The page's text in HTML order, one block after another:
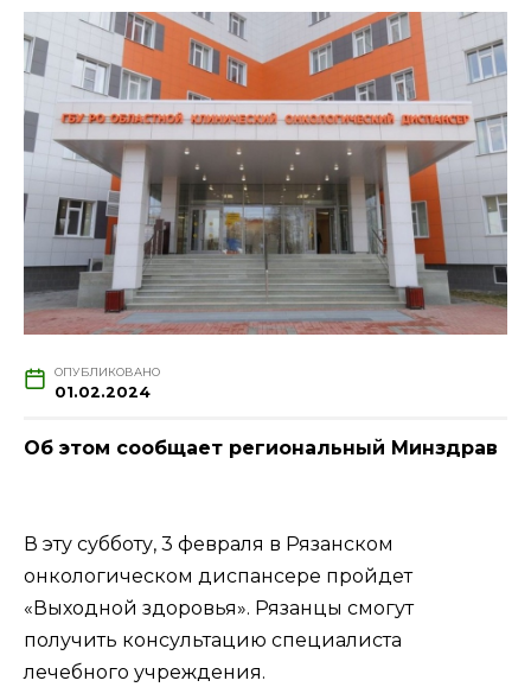
ОПУБЛИКОВАНО
01.02.2024
Об этом сообщает региональный Минздрав
В эту субботу, 3 февраля в Рязанском
онкологическом диспансере пройдет
«Выходной здоровья». Рязанцы смогут
получить консультацию специалиста
лечебного учреждения.